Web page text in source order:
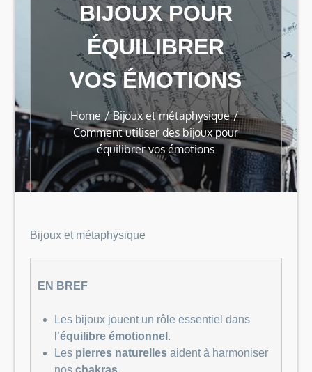
BIJOUX POUR
ÉQUILIBRER
VOS ÉMOTIONS
Home
Bijoux et métaphysique
Comment utiliser des bijoux pour
équilibrer vos émotions
Bijoux et métaphysique
EN BREF
Les bijoux jouent un rôle essentiel dans
l’équilibre émotionnel .
Les pierres naturellesaident à harmoniser
nos chakras.